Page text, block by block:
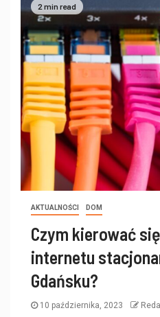
2 min read
AKTUALNOŚCI DOM
Czym kierować
internetu
Gdańsku?
10 października, 2023